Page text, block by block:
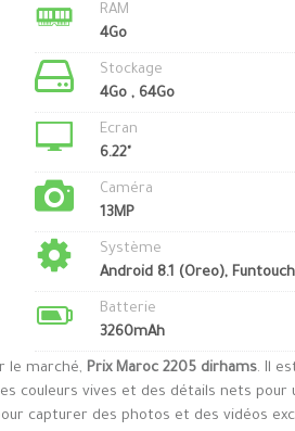
RAM
4Go
Stockage
4Go , 64Go
Ecran
6.22"
Caméra
13MP
Système
Android 8.1 (Oreo),
Batterie
3260mAh
le marché, Prix Maroc 2205 dirhams. Il
couleurs vives et des détails nets pour
capturer des photos et des vidéos